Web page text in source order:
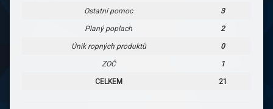
Ostatní pomoc 3
Planý poplach 2
Únik ropných produktů 0
ZOČ 1
CELKEM 21